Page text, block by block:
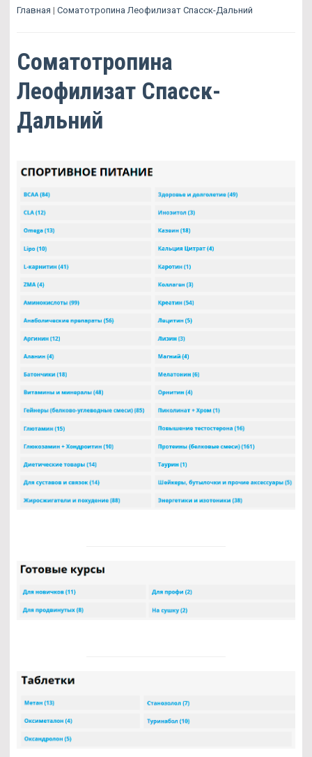
Главная | Соматотропина Леофилизат Спасск-Дальний
Соматотропина
Леофилизат Спасск-
Дальний